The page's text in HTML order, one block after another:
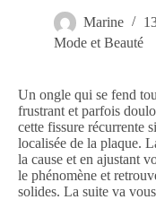
Marine
Mode et Beauté
Un ongle qui se fend
frustrant et parfois
cette fissure récurrente
localisée de la plaque.
la cause et en ajustant
le phénomène et
solides. La suite va